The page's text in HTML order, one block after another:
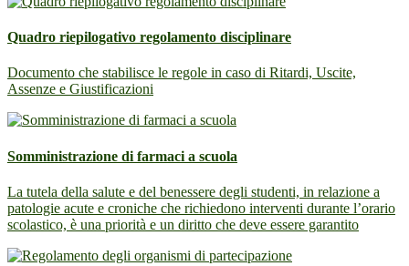
Quadro riepilogativo regolamento disciplinare
Documento che stabilisce le regole in caso di Ritardi, Uscite,
Assenze e Giustificazioni
Somministrazione di farmaci a scuola
La tutela della salute e del benessere degli studenti, in relazione a
patologie acute e croniche che richiedono interventi durante l’orario
scolastico, è una priorità e un diritto che deve essere garantito